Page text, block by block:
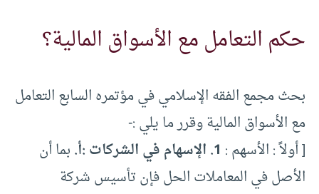
حكم التعامل مع الأسواق المالية؟
بحث مجمع الفقه الإسلامي في مؤتمره السابع التعامل
مع الأسواق المالية وقرر ما يلي :-
[ أولاً : الأسهم : 1. الإسهام في الشركات : أ.بما أن
الأصل في المعاملات الحل فإن تأسيس شركة